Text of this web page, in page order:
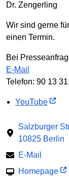
Dr. Zengerling
Wir sind gerne
einen Termin.
Bei
E-Mail
Telefon: 90 13
YouTube
Salzburger
10825 Berlin
E-Mail
Homepage